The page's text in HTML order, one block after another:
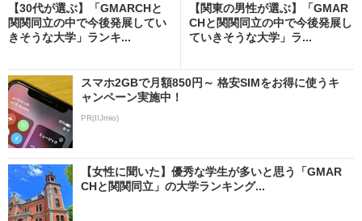
【30代が選ぶ】「GMARCHと
関関同立の中で今後発展してい
きそうな大学」ランキ...
【関東の男性が選ぶ】「GMAR
CHと関関同立の中で今後発展し
ていきそうな大学」ラ...
スマホ2GBで月額850円～ 格安SIMをお得に使うキ
ャンペーン実施中！
PR(IIJmio)
【女性に聞いた】優秀な学生が多いと思う「GMAR
CHと関関同立」の大学ランキング...